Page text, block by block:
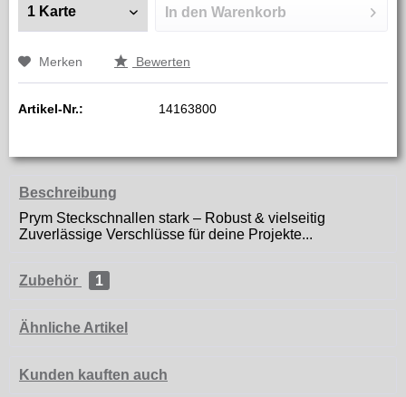
In den Warenkorb
Merken Bewerten
Artikel-Nr.: 14163800
Beschreibung
Prym Steckschnallen stark – Robust & vielseitig
Zuverlässige Verschlüsse für deine Projekte...
Zubehör 1
Ähnliche Artikel
Kunden kauften auch